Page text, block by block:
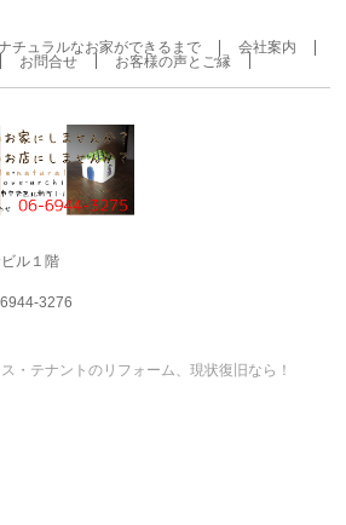
チュラルなお家ができるまで
会社案内
お問合せ お客様の声とご縁
ル１階
3276
・テナントのリフォーム、現状復旧なら！